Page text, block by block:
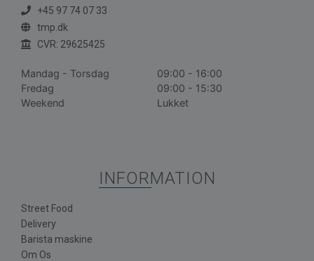
+45 97 74 07 33
tmp.dk
CVR: 29625425
Mandag - Torsdag
09:00 - 16:00
Fredag
09:00 - 15:30
Weekend
Lukket
INFORMATION
Street Food
Delivery
Barista maskine
Om Os